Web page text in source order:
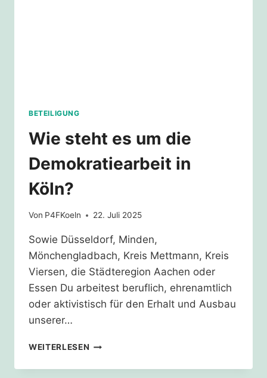
BETEILIGUNG
Wie steht es um die
Demokratiearbeit in
Köln?
Von P4FKoeln 22. Juli 2025
Sowie Düsseldorf, Minden,
Mönchengladbach, Kreis Mettmann, Kreis
Viersen, die Städteregion Aachen oder
Essen Du arbeitest beruflich, ehrenamtlich
oder aktivistisch für den Erhalt und Ausbau
unserer…
WEITERLESEN WIE
ES